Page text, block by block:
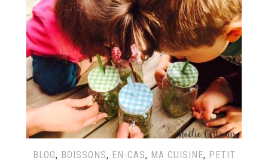
BLOG, BOISSONS, EN-CAS, MA CUISINE, PETIT